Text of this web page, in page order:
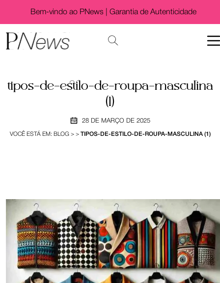
Bem-vindo ao PNews | Garantia de Autenticidade
tipos-de-estilo-de-roupa-masculina
(1)
28 DE MARÇO DE 2025
VOCÊ ESTÁ EM: BLOG> > TIPOS-DE-ESTILO-DE-ROUPA-MASCULINA (1)